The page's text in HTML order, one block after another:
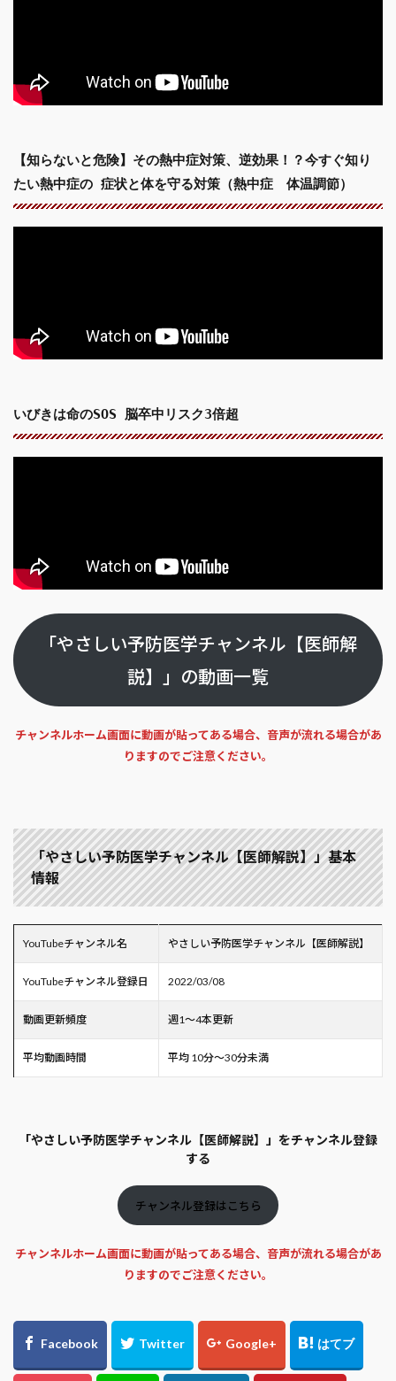
【知らないと危険】その熱中症対策、逆効果！？今すぐ知り
たい熱中症の 症状と体を守る対策（熱中症 体温調節）
いびきは命のSOS 脳卒中リスク3倍超
「やさしい予防医学チャンネル【医師解
説】」の動画一覧
チャンネルホーム画面に動画が貼ってある場合、音声が流れる場合があ
りますのでご注意ください。
「やさしい予防医学チャンネル【医師解説】」基本
情報
YouTubeチャンネル名 やさしい予防医学チャンネル【医師解説】
YouTubeチャンネル登録日 2022/03/08
動画更新頻度 週1～4本更新
平均動画時間 平均 10分～30分未満
「やさしい予防医学チャンネル【医師解説】」をチャンネル登録
する
チャンネル登録はこちら
チャンネルホーム画面に動画が貼ってある場合、音声が流れる場合があ
りますのでご注意ください。